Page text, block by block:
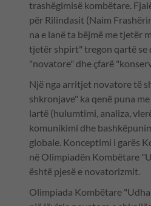
trashëgimisë kombëtare.
për Rilindasit (Naim
na e lanë ta bëjmë me tjetër
tjetër shpirt" tregon qartë se
"novatore" dhe çfarë
Një nga arritjet novatore të
shkronjave" ka qenë puna
lartë (hulumtimi, analiza,
komunikimi dhe
globale. Konceptimi i garës
në Olimpiadën Kombëtare
është pjesë e novatorizmit.
Olimpiada Kombëtare